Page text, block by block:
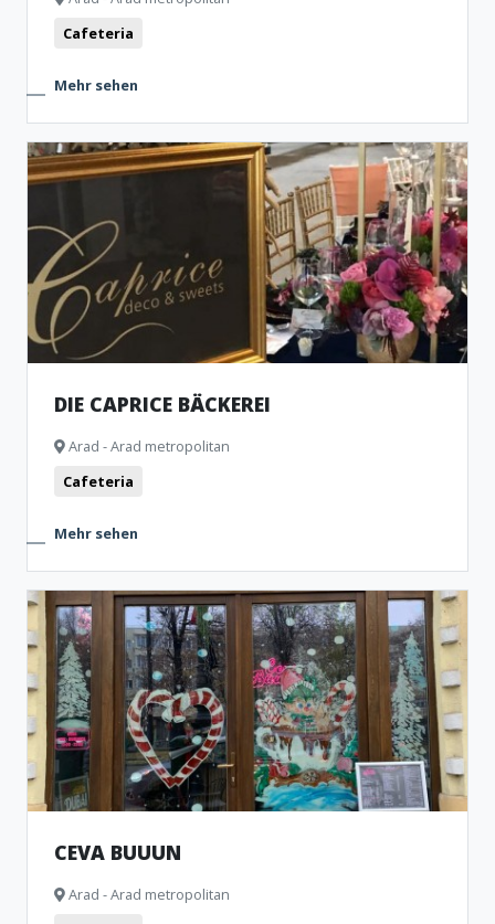
Cafeteria
Mehr sehen
DIE CAPRICE BÄCKEREI
Arad - Arad metropolitan
Cafeteria
Mehr sehen
CEVA BUUUN
Arad - Arad metropolitan